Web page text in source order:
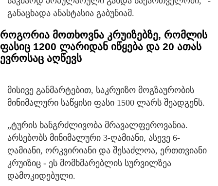
განაცხადა ანასტასია გაბუნიამ.
როგორია მოთხოვნა კრუიზებზე, რომლის
ფასიც 1200 ლარიდან იწყება და 20 ათას
ევროსაც აღწევს
მისივე განმარტებით, საკრუიზო მოგზაურობის
მინიმალური საწყისი ფასი 1500 ლარს შეადგენს.
„ტურის ხანგრძლივობა მრავალფეროვანია.
არსებობს მინიმალური 3-ღამიანი, ასევე 6-
ღამიანი, ორკვირიანი და შესაძლოა, ერთთვიანი
კრუიზიც - ეს მომხმარებლის სურვილზეა
დამოკიდებული.